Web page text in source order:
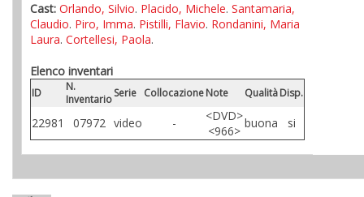
Cast: Orlando, Silvio. Placido, Michele. Santamaria,
Claudio. Piro, Imma. Pistilli, Flavio. Rondanini, Maria
Laura. Cortellesi, Paola.
Elenco inventari
ID
N.
InventarioSerie CollocazioneNote QualitàDisp.
22981 07972 video -
<DVD>
<966>
buona si